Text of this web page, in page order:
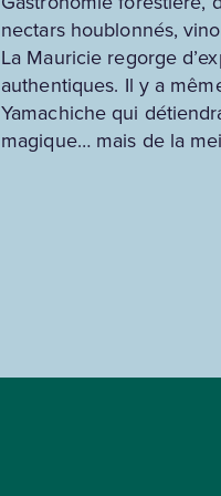
nectars houblonnés,
La Mauricie regorge
authentiques. Il y a
Yamachiche qui
magique… mais de la